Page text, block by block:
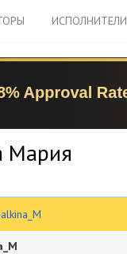
ИСПОЛНИТЕЛИ
Мария